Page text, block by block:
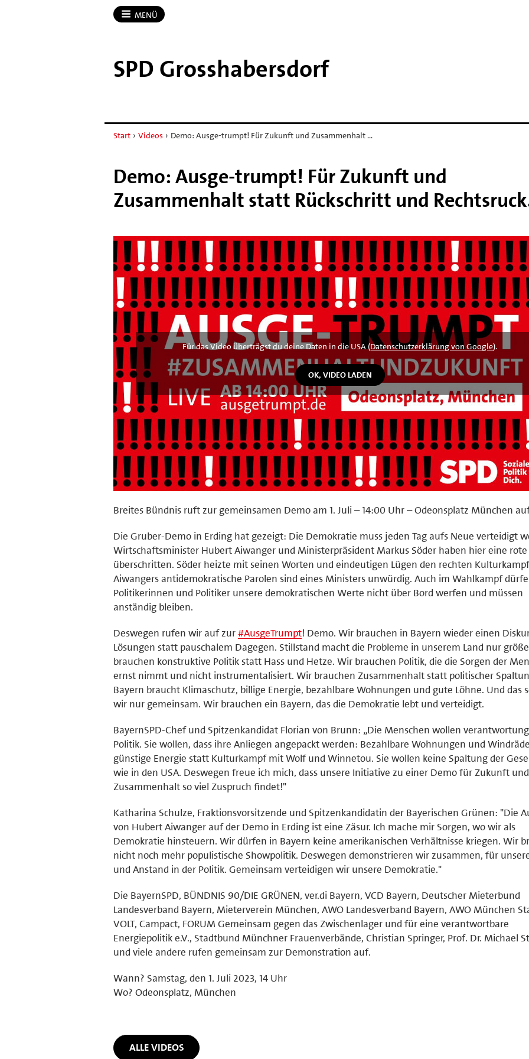
MENÜ
SPD Grosshabersdorf
Start › Videos › Demo: Ausge-trumpt! Für Zukunft und Zusammenhalt …
Demo: Ausge-trumpt! Für Zukunft und
Zusammenhalt statt Rückschritt und
Für das Video überträgst du deine Daten in die USA (Datenschutzerklärung von Google).
Breites Bündnis ruft zur gemeinsamen Demo am 1. Juli – 14:00 Uhr – Odeonsplatz München
Die Gruber-Demo in Erding hat gezeigt: Die Demokratie muss jeden Tag aufs Neue verteidigt
Wirtschaftsminister Hubert Aiwanger und Ministerpräsident Markus Söder haben hier eine rote
überschritten. Söder heizte mit seinen Worten und eindeutigen Lügen den rechten
Aiwangers antidemokratische Parolen sind eines Ministers unwürdig. Auch im Wahlkampf
Politikerinnen und Politiker unsere demokratischen Werte nicht über Bord werfen und müssen
anständig bleiben.
Deswegen rufen wir auf zur#AusgeTrumpt! Demo. Wir brauchen in Bayern wieder einen
Lösungen statt pauschalem Dagegen. Stillstand macht die Probleme in unserem Land nur
brauchen konstruktive Politik statt Hass und Hetze. Wir brauchen Politik, die die Sorgen der
ernst nimmt und nicht instrumentalisiert. Wir brauchen Zusammenhalt statt politischer
Bayern braucht Klimaschutz, billige Energie, bezahlbare Wohnungen und gute Löhne. Und das
wir nur gemeinsam. Wir brauchen ein Bayern, das die Demokratie lebt und verteidigt.
BayernSPD-Chef und Spitzenkandidat Florian von Brunn: „Die Menschen wollen
Politik. Sie wollen, dass ihre Anliegen angepackt werden: Bezahlbare Wohnungen und
günstige Energie statt Kulturkampf mit Wolf und Winnetou. Sie wollen keine Spaltung der
wie in den USA. Deswegen freue ich mich, dass unsere Initiative zu einer Demo für Zukunft und
Zusammenhalt so viel Zuspruch findet!"
Katharina Schulze, Fraktionsvorsitzende und Spitzenkandidatin der Bayerischen Grünen: "Die
von Hubert Aiwanger auf der Demo in Erding ist eine Zäsur. Ich mache mir Sorgen, wo wir als
Demokratie hinsteuern. Wir dürfen in Bayern keine amerikanischen Verhältnisse kriegen. Wir
nicht noch mehr populistische Showpolitik. Deswegen demonstrieren wir zusammen, für
und Anstand in der Politik. Gemeinsam verteidigen wir unsere Demokratie."
Die BayernSPD, BÜNDNIS 90/DIE GRÜNEN, ver.di Bayern, VCD Bayern, Deutscher Mieterbund
Landesverband Bayern, Mieterverein München, AWO Landesverband Bayern, AWO München
VOLT, Campact, FORUM Gemeinsam gegen das Zwischenlager und für eine verantwortbare
Energiepolitik e.V., Stadtbund Münchner Frauenverbände, Christian Springer, Prof. Dr. Michael
und viele andere rufen gemeinsam zur Demonstration auf.
Wann? Samstag, den 1. Juli 2023, 14 Uhr
Wo? Odeonsplatz, München
ALLE VIDEOS